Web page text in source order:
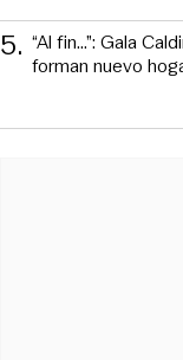
5. “Al fin…”: Gala
forman nuevo